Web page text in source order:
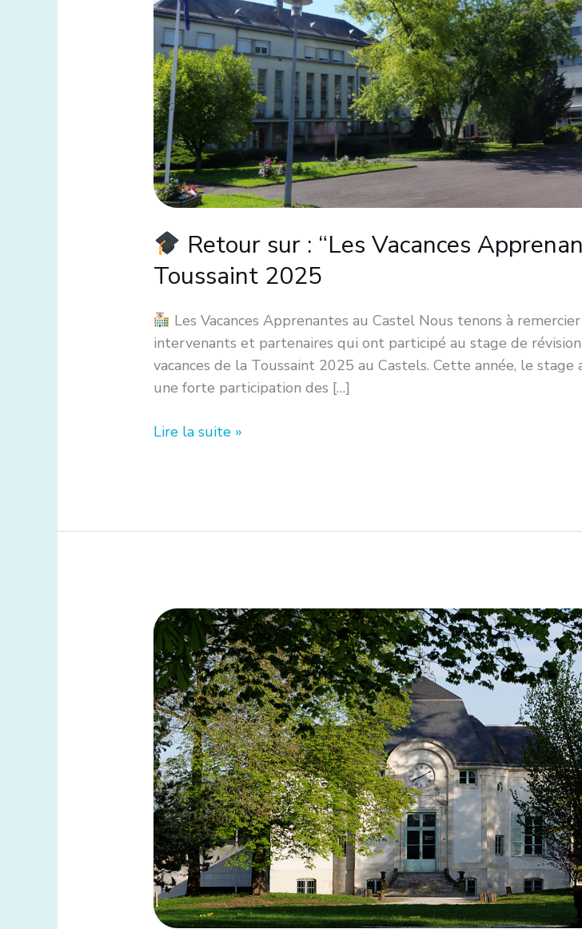
Retour sur : “Les Vacances
Toussaint 2025
Les Vacances Apprenantes au Castel Nous tenons à
intervenants et partenaires qui ont participé au stage de révision
vacances de la Toussaint 2025 au Castels. Cette année, le
une forte participation des […]
Vacances
Apprenantes”
et
“Stage
de
révision”
–
Toussaint
2025
Lire la suite »
Inscription
:
Vacances
Apprenantes
–
Toussaint
2025
–
Lycée
Le
Castel